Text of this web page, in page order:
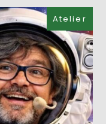
Atelier